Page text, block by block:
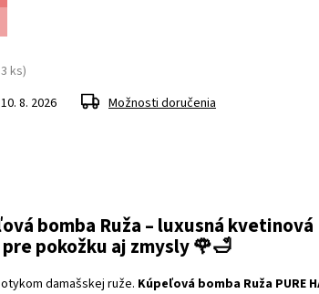
bomba Ruža – luxusná kvetinová
pokožku aj zmysly 🌹🛁
damašskej ruže. Kúpeľová bomba Ruža PURE
ks)
10. 8. 2026 Možnosti doručenia